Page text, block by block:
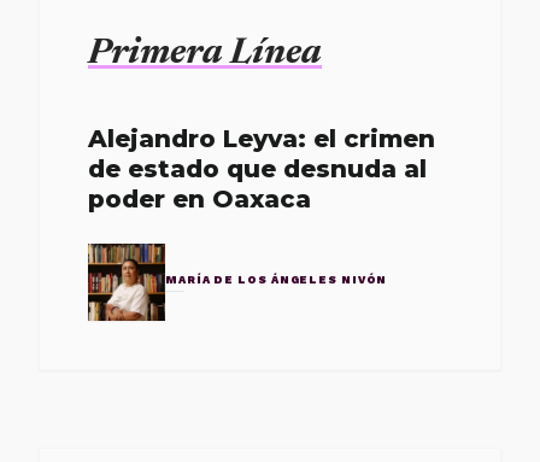
Primera Línea
Alejandro Leyva: el crimen
de estado que desnuda al
poder en Oaxaca
MARÍA DE LOS ÁNGELES NIVÓN